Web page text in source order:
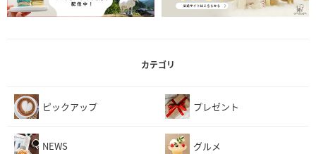
カテゴリ
ピックアップ プレゼント
NEWS グルメ